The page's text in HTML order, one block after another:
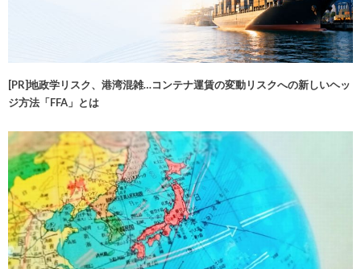
[PR]地政学リスク、港湾混雑…コンテナ運賃の変動リスクへの新しいヘッ
ジ方法「FFA」とは